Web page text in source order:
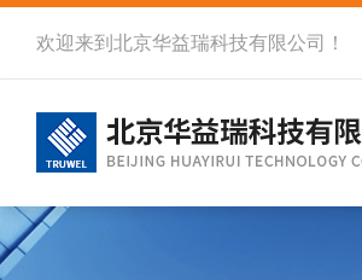
欢迎来到北京华益瑞科技有限公司！